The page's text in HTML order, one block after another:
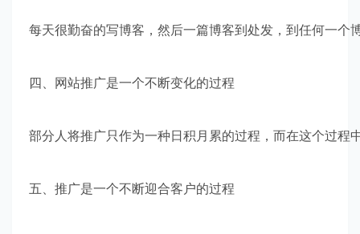
每天很勤奋的写博客，然后一篇博客到处发，到任何一
四、网站推广是一个不断变化的过程
部分人将推广只作为一种日积月累的过程，而在这个过
五、推广是一个不断迎合客户的过程